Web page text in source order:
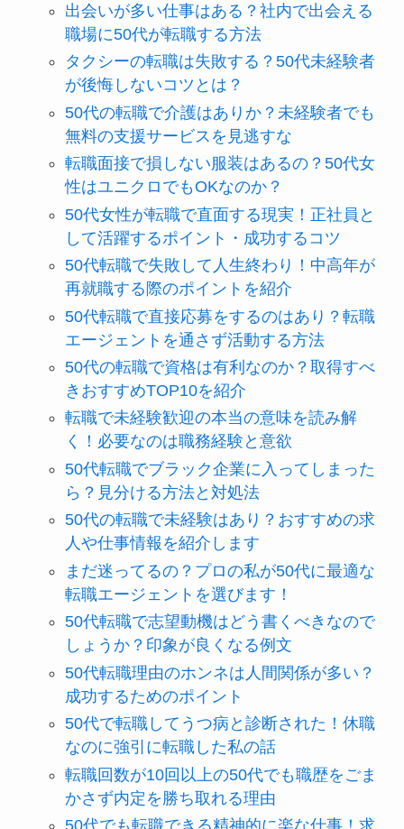
出会いが多い仕事はある？社内で出会える
職場に50代が転職する方法
タクシーの転職は失敗する？50代未経験者
が後悔しないコツとは？
50代の転職で介護はありか？未経験者でも
無料の支援サービスを見逃すな
転職面接で損しない服装はあるの？50代女
性はユニクロでもOKなのか？
50代女性が転職で直面する現実！正社員と
して活躍するポイント・成功するコツ
50代転職で失敗して人生終わり！中高年が
再就職する際のポイントを紹介
50代転職で直接応募をするのはあり？転職
エージェントを通さず活動する方法
50代の転職で資格は有利なのか？取得すべ
きおすすめTOP10を紹介
転職で未経験歓迎の本当の意味を読み解
く！必要なのは職務経験と意欲
50代転職でブラック企業に入ってしまった
ら？見分ける方法と対処法
50代の転職で未経験はあり？おすすめの求
人や仕事情報を紹介します
まだ迷ってるの？プロの私が50代に最適な
転職エージェントを選びます！
50代転職で志望動機はどう書くべきなので
しょうか？印象が良くなる例文
50代転職理由のホンネは人間関係が多い？
成功するためのポイント
50代で転職してうつ病と診断された！休職
なのに強引に転職した私の話
転職回数が10回以上の50代でも職歴をごま
かさず内定を勝ち取れる理由